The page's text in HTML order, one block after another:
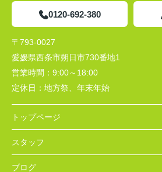
0120-692-380
〒793-0027
愛媛県西条市朔日市730番地1
営業時間： 9:00～18:00
定休日： 地方祭、年末年始
トップページ
スタッフ
ブログ